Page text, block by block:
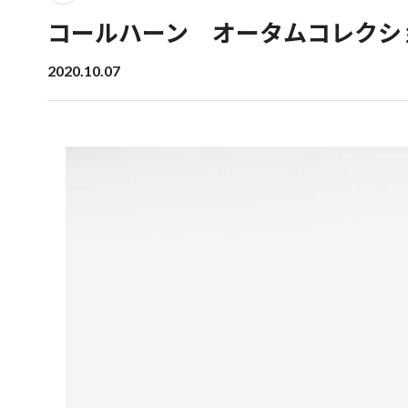
コールハーン オータムコレクシ
2020.10.07